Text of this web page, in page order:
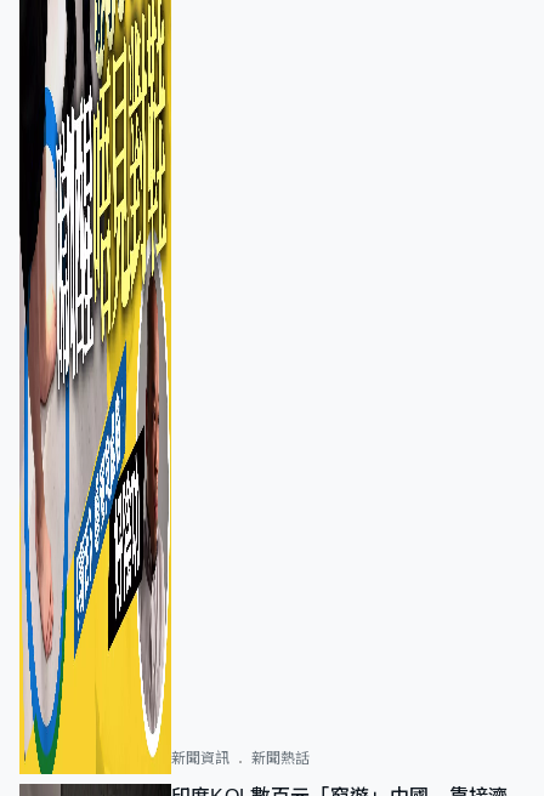
新聞資訊 新聞熱話